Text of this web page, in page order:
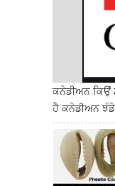
ਕਨੇਡੀਅਨ ਕਿਉਂ
ਹੈ ਕਨੇਡੀਅਨ ਝੰਡੇ